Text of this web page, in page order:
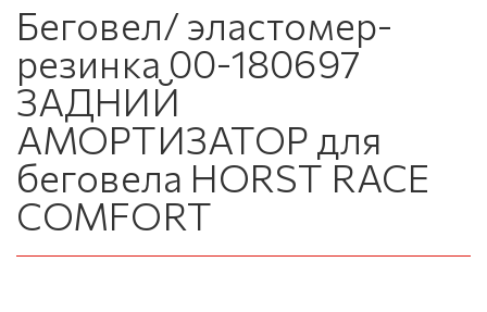
Беговел/ эластомер-
резинка 00-180697
ЗАДНИЙ
АМОРТИЗАТОР для
беговела HORST RACE
COMFORT